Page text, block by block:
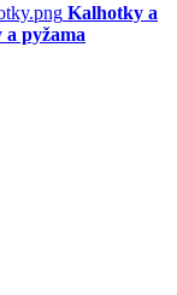
Kalhotky a
pyžama